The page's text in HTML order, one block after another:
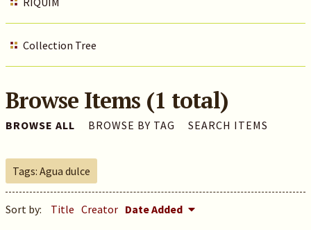
Collection Tree
Browse Items (1 total)
BROWSE ALL BROWSE BY TAG SEARCH ITEMS
Tags: Agua dulce
Sort by: Title Creator Date Added